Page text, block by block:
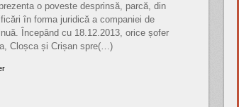
o poveste desprinsă, parcă, din
în forma juridică a companiei de
Începând cu 18.12.2013, orice șofer
Cloșca și Crișan spre(…)